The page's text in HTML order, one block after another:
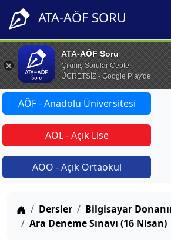
ATA-AÖF SORU
ATA-AÖF Soru
Çıkmış Sorular Cepte
ÜCRETSİZ - Google Play'de
AÖF - Anadolu Üniversitesi
AÖL - Açık Lise
AÖO - Açık Ortaokul
Anasayfa
Dersler
Bilgisayar
Ara Deneme Sınavı (16 Nisan)